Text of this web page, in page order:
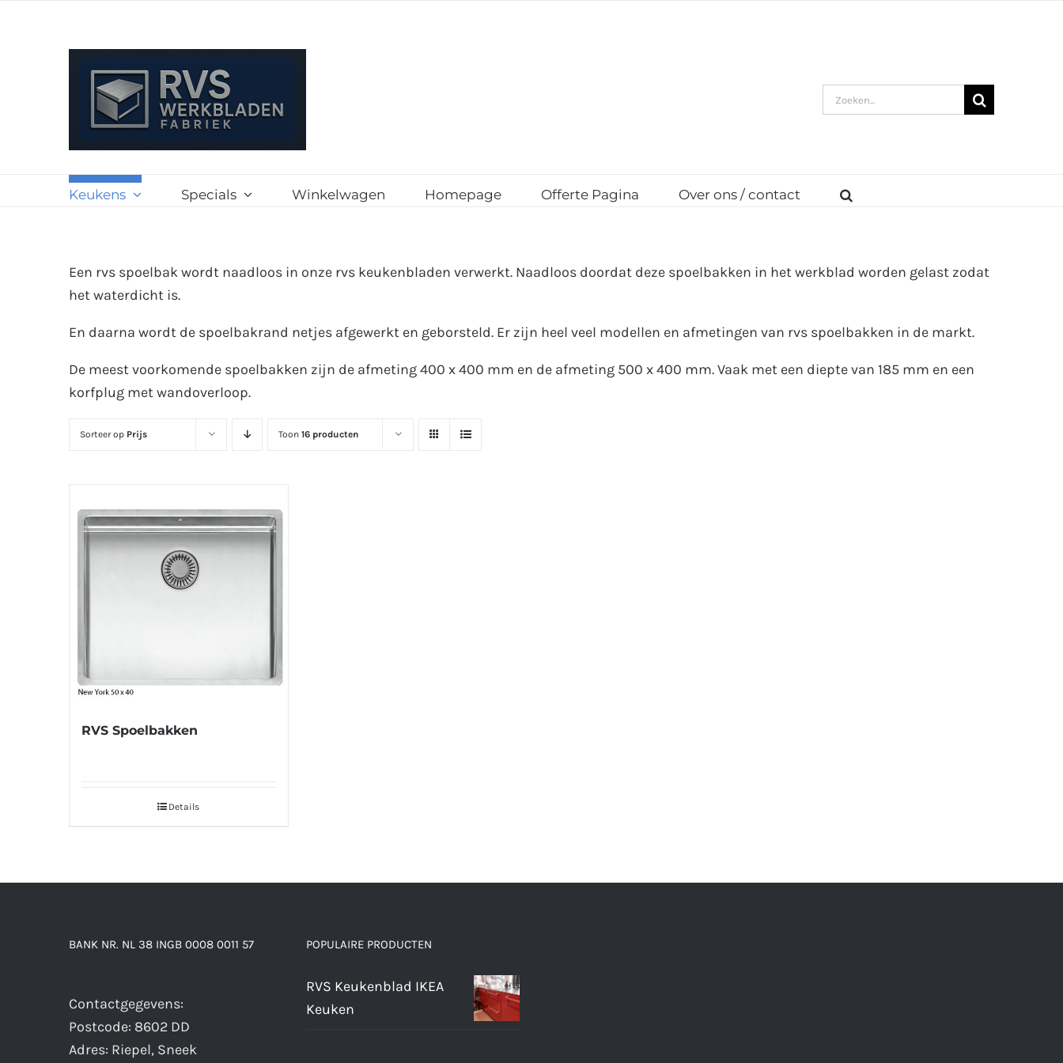
Zoeken
naar:
Keukens Specials Winkelwagen Homepage Offerte Pagina Over ons / contact
Een rvs spoelbak wordt naadloos in onze rvs keukenbladen verwerkt. Naadloos doordat deze spoelbakken in het werkblad worden gelast zodat
het waterdicht is.
En daarna wordt de spoelbakrand netjes afgewerkt en geborsteld. Er zijn heel veel modellen en afmetingen van rvs spoelbakken in de markt.
De meest voorkomende spoelbakken zijn de afmeting 400 x 400 mm en de afmeting 500 x 400 mm. Vaak met een diepte van 185 mm en een
korfplug met wandoverloop.
Sorteer op Prijs Toon 16 producten
RVS Spoelbakken
Details
BANK NR. NL 38 INGB 0008 0011 57
Contactgegevens:
Postcode: 8602 DD
Adres: Riepel, Sneek
POPULAIRE PRODUCTEN
RVS Keukenblad IKEA
Keuken